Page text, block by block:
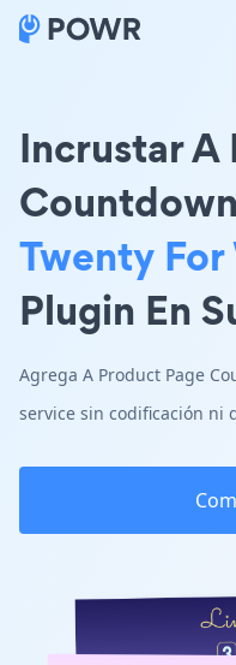
Incrustar A
Countdown
Twenty
Plugin En
Agrega A Product Page
service sin codificación ni